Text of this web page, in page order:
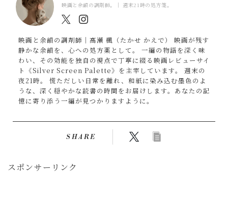
映画と余韻の調剤師。｜ 週末21時の処方箋。
映画と余韻の調剤師｜高瀬 楓（たかせ かえで） 映画が残す
静かな余韻を、心への処方薬として。 一編の物語を深く味
わい、その効能を独自の視点で丁寧に綴る映画レビューサイ
ト《Silver Screen Palette》を主宰しています。 週末の
夜21時。 慌ただしい日常を離れ、和紙に染み込む墨色のよ
うな、深く穏やかな読書の時間をお届けします。あなたの記
憶に寄り添う一編が見つかりますように。
SHARE
スポンサーリンク